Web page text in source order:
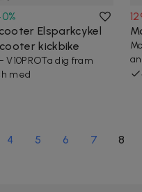
%
Elsparkcykel
kickbike
V10PROTa dig fram
med
4 5 6 7 8